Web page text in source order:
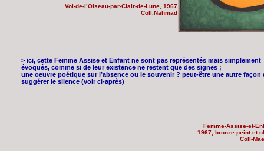
Vol-de-l’Oiseau-par-Clair-de-Lune, 1967
Coll.Nahmad
> ici, cette Femme Assise et Enfant ne sont pas représentés mais simplement
évoqués, comme si de leur existence ne restent que des signes ;
une oeuvre poétique sur l’absence ou le souvenir ? peut-être une autre façon
suggérer le silence (voir ci-après)
Femme-Assise-et-
1967, bronze peint et
Coll-